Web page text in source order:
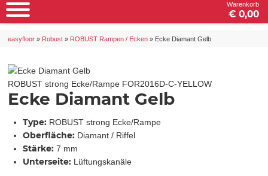
Warenkorb
€ 0,00
easyfloor » Robust » ROBUST Rampen / Ecken » Ecke Diamant Gelb
ROBUST strong Ecke/Rampe FOR2016D-C-YELLOW
Ecke Diamant Gelb
Type: ROBUST strong Ecke/Rampe
Oberfläche: Diamant / Riffel
Stärke: 7 mm
Unterseite: Lüftungskanäle